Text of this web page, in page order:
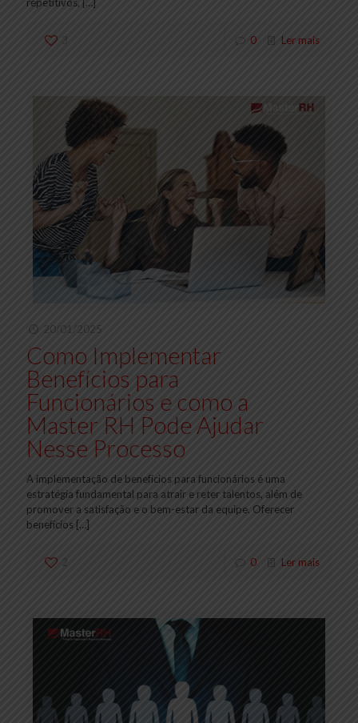
3 0 Ler mais
20/01/2025
Como Implementar
Benefícios para
Funcionários e como a
Master RH Pode Ajudar
Nesse Processo
A implementação de benefícios para funcionários é uma
estratégia fundamental para atrair e reter talentos, além de
promover a satisfação e o bem-estar da equipe. Oferecer
benefícios […]
2 0 Ler mais